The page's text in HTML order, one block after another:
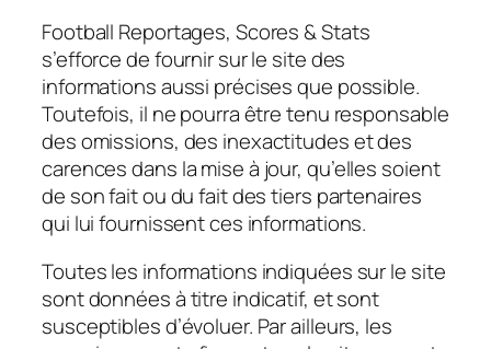
Football Reportages, Scores & Stats
s’efforce de fournir sur le site des
informations aussi précises que possible.
Toutefois, il ne pourra être tenu responsable
des omissions, des inexactitudes et des
carences dans la mise à jour, qu’elles soient
de son fait ou du fait des tiers partenaires
qui lui fournissent ces informations.
Toutes les informations indiquées sur le site
sont données à titre indicatif, et sont
susceptibles d’évoluer. Par ailleurs, les